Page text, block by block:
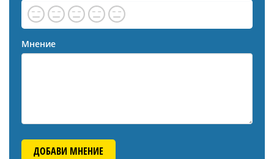
Мнение
ДОБАВИ МНЕНИЕ